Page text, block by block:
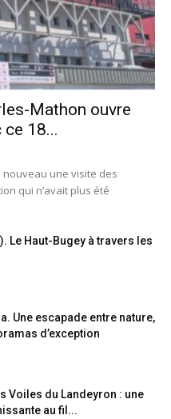
Mathon ouvre
18...
nouveau une visite des
qui n’avait plus été
Le Haut-Bugey à travers les
Une escapade entre nature,
d’exception
Voiles du Landeyron : une
au fil...